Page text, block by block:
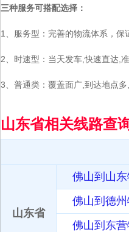
三种服务可搭配选择：
1、服务型：完善的物流体系，
2、时速型：当天发车,快速直达,
3、普通类：覆盖面广,到达地点
山东省相关线路查
山东省
佛山到山
佛山到德
佛山到东